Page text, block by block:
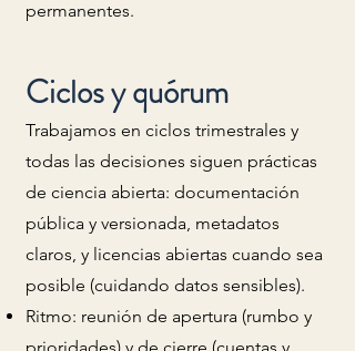
permanentes.
Ciclos y quórum
Trabajamos en ciclos trimestrales y
todas las decisiones siguen prácticas
de ciencia abierta: documentación
pública y versionada, metadatos
claros, y licencias abiertas cuando sea
posible (cuidando datos sensibles).
Ritmo: reunión de apertura (rumbo y